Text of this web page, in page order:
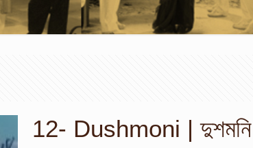
12- Dushmoni | দুশমনি